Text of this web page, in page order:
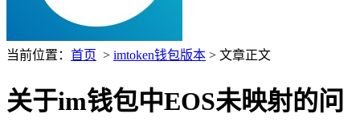
当前位置： 首页 > imtoken钱包版本 > 文章正文
关于im钱包中EOS未映射的问